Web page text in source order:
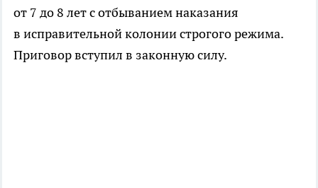
от 7 до 8 лет с отбыванием наказания
в исправительной колонии строгого режима.
Приговор вступил в законную силу.